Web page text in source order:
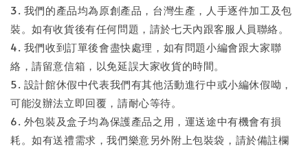
3. 我們的產品均為原創產品，台灣生產，人手逐件加工及包
裝。如有收貨後有任何問題，請於七天內跟客服人員聯絡。
4. 我們收到訂單後會盡快處理，如有問題小編會跟大家聯
絡，請留意信箱，以免延誤大家收貨的時間。
5. 設計館休假中代表我們有其他活動進行中或小編休假呦，
可能沒辦法立即回覆，請耐心等待。
6. 外包裝及盒子均為保護產品之用，運送途中有機會有損
耗。如有送禮需求，我們樂意另外附上包裝袋，請於備註欄